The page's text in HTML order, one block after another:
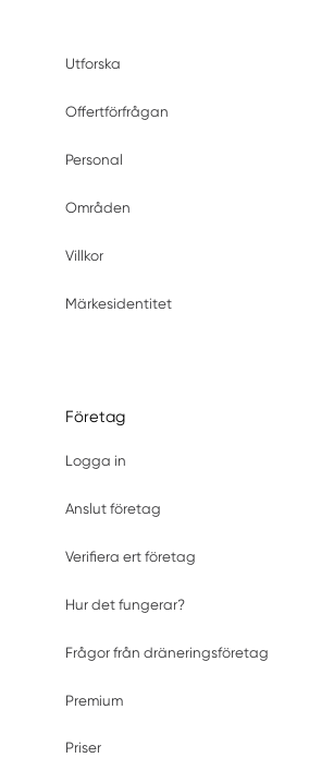
Utforska
Offertförfrågan
Personal
Områden
Villkor
Märkesidentitet
Företag
Logga in
Anslut företag
Verifiera ert företag
Hur det fungerar?
Frågor från dräneringsföretag
Premium
Priser